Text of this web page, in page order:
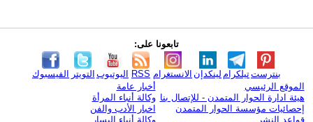
تابعونا على:
الفيسبوك التويتر اليوتيوب RSS الانستغرام لينكدإن تيلكرامبنترست
الموقع الرئيسي
هيئة ادارة الحوار المتمدن - للإتصال بنا
إحصائيات مؤسسة الحوار المتمدن
قواعد النشر
أخبار عامة
وكالة أنباء المرأة
اخبار الأدب والفن
وكالة أنباء اليسار